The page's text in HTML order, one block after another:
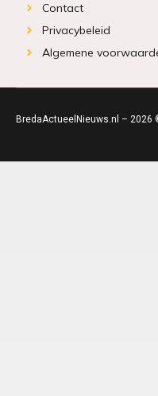
Contact
Privacybeleid
Algemene
BredaActueelNieuws.nl –